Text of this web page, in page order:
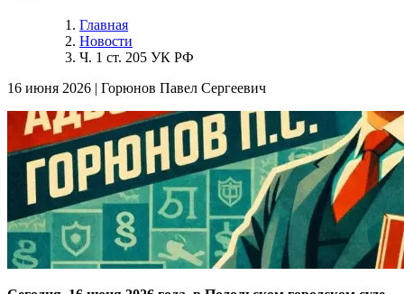
Главная
Новости
Ч. 1 ст. 205 УК РФ
16 июня 2026 | Горюнов Павел Сергеевич